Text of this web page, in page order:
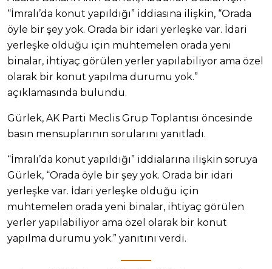
“İmralı’da konut yapıldığı” iddiasına ilişkin, “Orada
öyle bir şey yok. Orada bir idari yerleşke var. İdari
yerleşke olduğu için muhtemelen orada yeni
binalar, ihtiyaç görülen yerler yapılabiliyor ama özel
olarak bir konut yapılma durumu yok.”
açıklamasında bulundu.
Gürlek, AK Parti Meclis Grup Toplantısı öncesinde
basın mensuplarının sorularını yanıtladı.
“İmralı’da konut yapıldığı” iddialarına ilişkin soruya
Gürlek, “Orada öyle bir şey yok. Orada bir idari
yerleşke var. İdari yerleşke olduğu için
muhtemelen orada yeni binalar, ihtiyaç görülen
yerler yapılabiliyor ama özel olarak bir konut
yapılma durumu yok.” yanıtını verdi.